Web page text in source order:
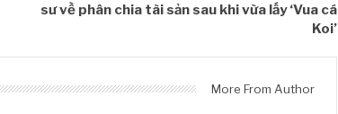
sư về phân chia tài sản sau khi vừa lấy ‘Vua cá
Koi’
More From Author